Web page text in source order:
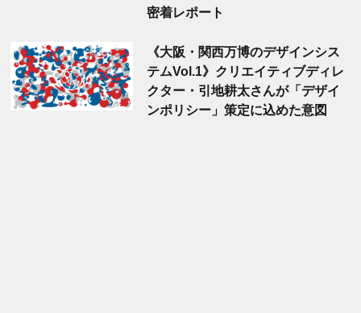
密着レポート
《大阪・関西万博のデザインシス
テムVol.1》クリエイティブディレ
クター・引地耕太さんが「デザイ
ンポリシー」策定に込めた意図